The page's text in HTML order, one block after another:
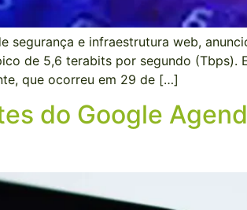
segurança e infraestrutura web,
de 5,6 terabits por segundo (Tbps).
que ocorreu em 29 de […]
do Google